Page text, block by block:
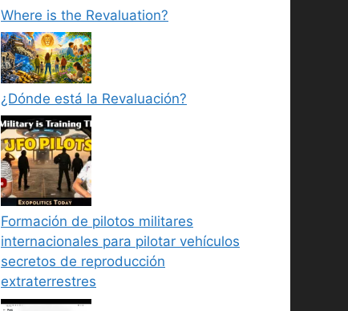
Where is the Revaluation?
¿Dónde está la Revaluación?
Formación de pilotos militares
internacionales para pilotar vehículos
secretos de reproducción
extraterrestres